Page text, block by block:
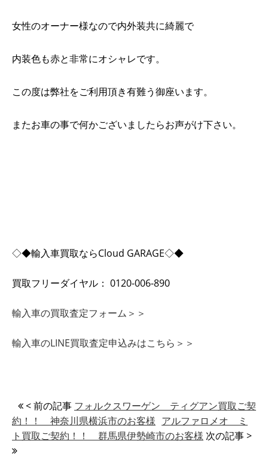
女性のオーナー様なので内外装共に綺麗で
内装色も赤と非常にオシャレです。
この度は弊社をご利用頂き有難う御座います。
またお車の事で何かございましたらお声がけ下さい。
◇◆輸入車買取ならCloud GARAGE◇◆
買取フリーダイヤル： 0120-006-890
輸入車の買取査定フォーム＞＞
輸入車のLINE買取査定申込みはこちら＞＞
< 前の記事 フォルクスワーゲン ティグアン買取ご契
約！！ 神奈川県横浜市のお客様 アルファロメオ ミ
ト買取ご契約！！ 群馬県伊勢崎市のお客様 次の記事 >